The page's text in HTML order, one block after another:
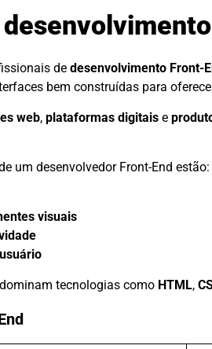
de desenvolvimento Front-
bem construídas para
web, plataformas digitais e
um desenvolvedor Front-End estão:
visuais
tecnologias como HTML,